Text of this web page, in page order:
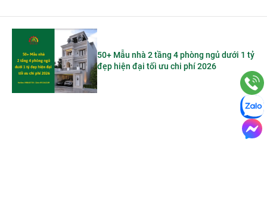
50+ Mẫu nhà 2 tầng 4 phòng ngủ dưới 1 tỷ
đẹp hiện đại tối ưu chi phí 2026